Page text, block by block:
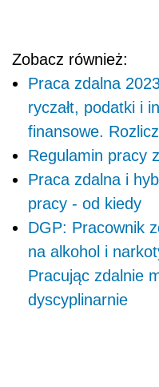
Zobacz również:
Praca zdalna
ryczałt, podatki i
finansowe.
Regulamin pracy
Praca zdalna i
pracy - od kiedy
DGP: Pracownik
na alkohol i
Pracując zdalnie
dyscyplinarnie